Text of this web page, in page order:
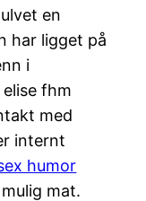
en
har ligget på
i
fhm
med
internt
humor
mat.